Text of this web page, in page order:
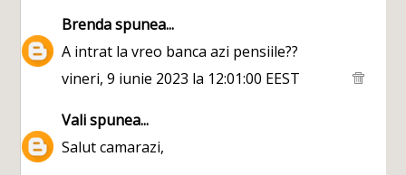
Brendaspunea...
A intrat la vreo banca azi pensiile??
vineri, 9 iunie 2023 la 12:01:00 EEST
Valispunea...
Salut camarazi,